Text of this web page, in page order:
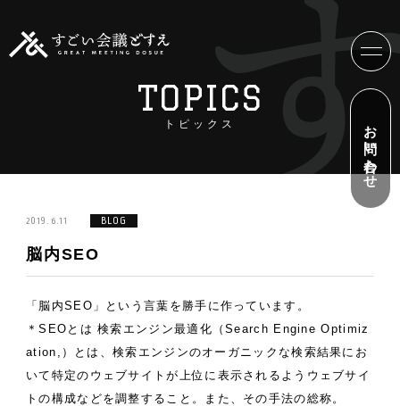
お問い合わせ
TOPICS
トピックス
2019.6.11 BLOG
脳内SEO
「脳内SEO」という言葉を勝手に作っています。
＊SEOとは 検索エンジン最適化（Search Engine Optimiz
ation,）とは、検索エンジンのオーガニックな検索結果にお
いて特定のウェブサイトが上位に表示されるようウェブサイ
トの構成などを調整すること。また、その手法の総称。